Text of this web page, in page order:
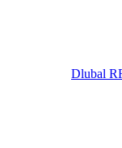
Dlubal